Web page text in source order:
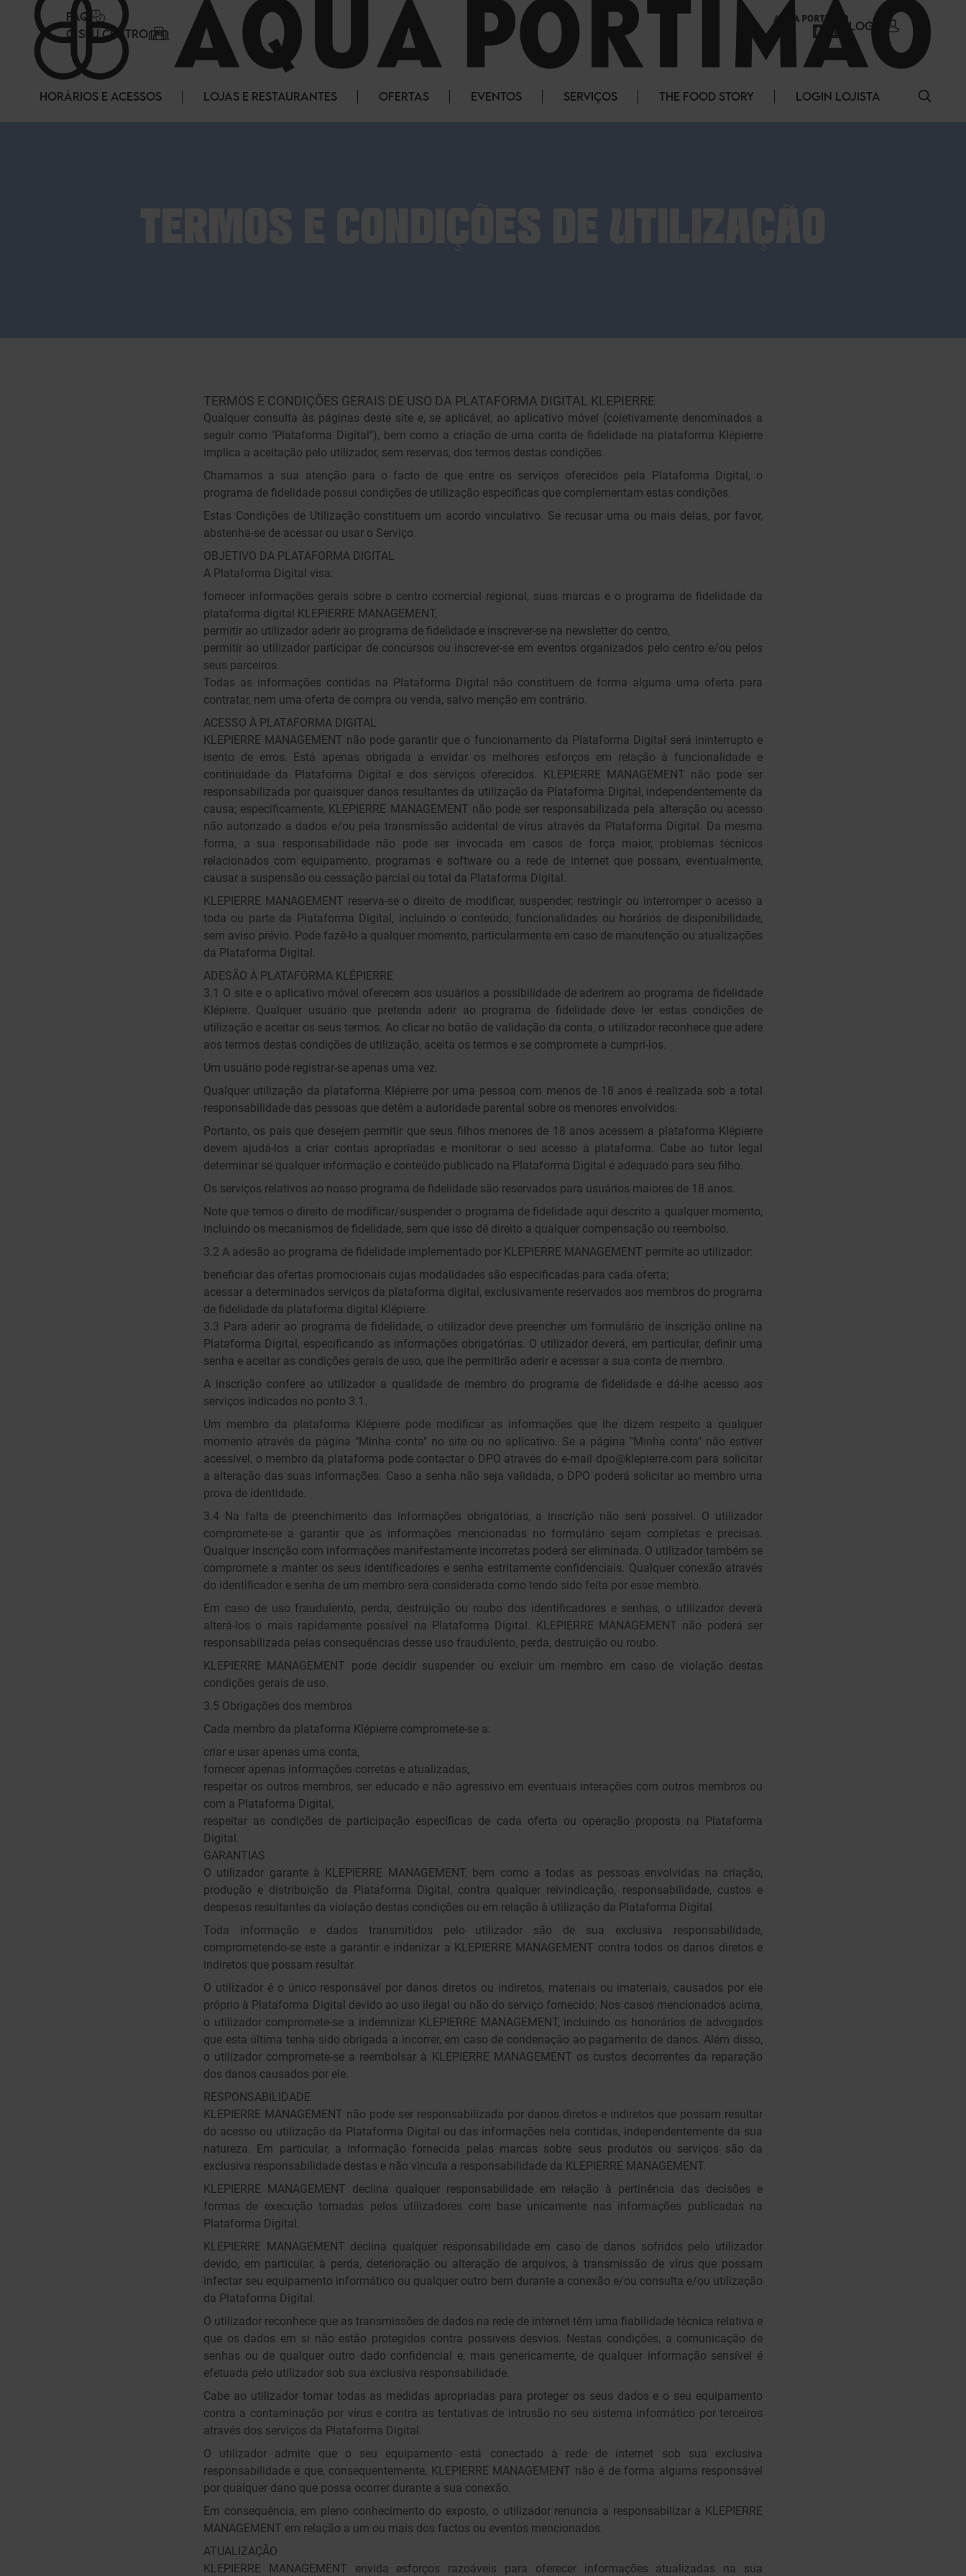
FAQ
O SEU CENTRO
LOGIN
HORÁRIOS E ACESSOS LOJAS E RESTAURANTES OFERTAS EVENTOS SERVIÇOS THE FOOD STORY LOGIN LOJISTA
TERMOS E CONDIÇÕES GERAIS DE USO DA PLATAFORMA DIGITAL KLEPIERRE
Qualquer consulta às páginas deste site e, se aplicável, ao aplicativo móvel (coletivamente denominados a
seguir como "Plataforma Digital"), bem como a criação de uma conta de fidelidade na plataforma Klépierre
implica a aceitação pelo utilizador, sem reservas, dos termos destas condições.
Chamamos a sua atenção para o facto de que entre os serviços oferecidos pela Plataforma Digital, o
programa de fidelidade possui condições de utilização específicas que complementam estas condições.
Estas Condições de Utilização constituem um acordo vinculativo. Se recusar uma ou mais delas, por favor,
abstenha-se de acessar ou usar o Serviço.
OBJETIVO DA PLATAFORMA DIGITAL
A Plataforma Digital visa:
fornecer informações gerais sobre o centro comercial regional, suas marcas e o programa de fidelidade da
plataforma digital KLEPIERRE MANAGEMENT,
permitir ao utilizador aderir ao programa de fidelidade e inscrever-se na newsletter do centro,
permitir ao utilizador participar de concursos ou inscrever-se em eventos organizados pelo centro e/ou pelos
seus parceiros.
Todas as informações contidas na Plataforma Digital não constituem de forma alguma uma oferta para
contratar, nem uma oferta de compra ou venda, salvo menção em contrário.
ACESSO À PLATAFORMA DIGITAL
KLEPIERRE MANAGEMENT não pode garantir que o funcionamento da Plataforma Digital será ininterrupto e
isento de erros. Está apenas obrigada a envidar os melhores esforços em relação à funcionalidade e
continuidade da Plataforma Digital e dos serviços oferecidos. KLEPIERRE MANAGEMENT não pode ser
responsabilizada por quaisquer danos resultantes da utilização da Plataforma Digital, independentemente da
causa; especificamente, KLEPIERRE MANAGEMENT não pode ser responsabilizada pela alteração ou acesso
não autorizado a dados e/ou pela transmissão acidental de vírus através da Plataforma Digital. Da mesma
forma, a sua responsabilidade não pode ser invocada em casos de força maior, problemas técnicos
relacionados com equipamento, programas e software ou a rede de internet que possam, eventualmente,
causar a suspensão ou cessação parcial ou total da Plataforma Digital.
KLEPIERRE MANAGEMENT reserva-se o direito de modificar, suspender, restringir ou interromper o acesso a
toda ou parte da Plataforma Digital, incluindo o conteúdo, funcionalidades ou horários de disponibilidade,
sem aviso prévio. Pode fazê-lo a qualquer momento, particularmente em caso de manutenção ou atualizações
da Plataforma Digital.
ADESÃO À PLATAFORMA KLÉPIERRE
3.1 O site e o aplicativo móvel oferecem aos usuários a possibilidade de aderirem ao programa de fidelidade
Klépierre. Qualquer usuário que pretenda aderir ao programa de fidelidade deve ler estas condições de
utilização e aceitar os seus termos. Ao clicar no botão de validação da conta, o utilizador reconhece que adere
aos termos destas condições de utilização, aceita os termos e se compromete a cumpri-los.
Um usuário pode registrar-se apenas uma vez.
Qualquer utilização da plataforma Klépierre por uma pessoa com menos de 18 anos é realizada sob a total
responsabilidade das pessoas que detêm a autoridade parental sobre os menores envolvidos.
Portanto, os pais que desejem permitir que seus filhos menores de 18 anos acessem a plataforma Klépierre
devem ajudá-los a criar contas apropriadas e monitorar o seu acesso à plataforma. Cabe ao tutor legal
determinar se qualquer informação e conteúdo publicado na Plataforma Digital é adequado para seu filho.
Os serviços relativos ao nosso programa de fidelidade são reservados para usuários maiores de 18 anos.
Note que temos o direito de modificar/suspender o programa de fidelidade aqui descrito a qualquer momento,
incluindo os mecanismos de fidelidade, sem que isso dê direito a qualquer compensação ou reembolso.
3.2 A adesão ao programa de fidelidade implementado por KLEPIERRE MANAGEMENT permite ao utilizador:
beneficiar das ofertas promocionais cujas modalidades são especificadas para cada oferta;
acessar a determinados serviços da plataforma digital, exclusivamente reservados aos membros do programa
de fidelidade da plataforma digital Klépierre.
3.3 Para aderir ao programa de fidelidade, o utilizador deve preencher um formulário de inscrição online na
Plataforma Digital, especificando as informações obrigatórias. O utilizador deverá, em particular, definir uma
senha e aceitar as condições gerais de uso, que lhe permitirão aderir e acessar a sua conta de membro.
A inscrição confere ao utilizador a qualidade de membro do programa de fidelidade e dá-lhe acesso aos
serviços indicados no ponto 3.1.
Um membro da plataforma Klépierre pode modificar as informações que lhe dizem respeito a qualquer
momento através da página "Minha conta" no site ou no aplicativo. Se a página "Minha conta" não estiver
acessível, o membro da plataforma pode contactar o DPO através do e-mail dpo@klepierre.com para solicitar
a alteração das suas informações. Caso a senha não seja validada, o DPO poderá solicitar ao membro uma
prova de identidade.
3.4 Na falta de preenchimento das informações obrigatórias, a inscrição não será possível. O utilizador
compromete-se a garantir que as informações mencionadas no formulário sejam completas e precisas.
Qualquer inscrição com informações manifestamente incorretas poderá ser eliminada. O utilizador também se
compromete a manter os seus identificadores e senha estritamente confidenciais. Qualquer conexão através
do identificador e senha de um membro será considerada como tendo sido feita por esse membro.
Em caso de uso fraudulento, perda, destruição ou roubo dos identificadores e senhas, o utilizador deverá
alterá-los o mais rapidamente possível na Plataforma Digital. KLEPIERRE MANAGEMENT não poderá ser
responsabilizada pelas consequências desse uso fraudulento, perda, destruição ou roubo.
KLEPIERRE MANAGEMENT pode decidir suspender ou excluir um membro em caso de violação destas
condições gerais de uso.
3.5 Obrigações dos membros
Cada membro da plataforma Klépierre compromete-se a:
criar e usar apenas uma conta,
fornecer apenas informações corretas e atualizadas,
respeitar os outros membros, ser educado e não agressivo em eventuais interações com outros membros ou
com a Plataforma Digital,
respeitar as condições de participação específicas de cada oferta ou operação proposta na Plataforma
Digital.
GARANTIAS
O utilizador garante à KLEPIERRE MANAGEMENT, bem como a todas as pessoas envolvidas na criação,
produção e distribuição da Plataforma Digital, contra qualquer reivindicação, responsabilidade, custos e
despesas resultantes da violação destas condições ou em relação à utilização da Plataforma Digital.
Toda informação e dados transmitidos pelo utilizador são de sua exclusiva responsabilidade,
comprometendo-se este a garantir e indenizar a KLEPIERRE MANAGEMENT contra todos os danos diretos e
indiretos que possam resultar.
O utilizador é o único responsável por danos diretos ou indiretos, materiais ou imateriais, causados por ele
próprio à Plataforma Digital devido ao uso ilegal ou não do serviço fornecido. Nos casos mencionados acima,
o utilizador compromete-se a indemnizar KLEPIERRE MANAGEMENT, incluindo os honorários de advogados
que esta última tenha sido obrigada a incorrer, em caso de condenação ao pagamento de danos. Além disso,
o utilizador compromete-se a reembolsar à KLEPIERRE MANAGEMENT os custos decorrentes da reparação
dos danos causados por ele.
RESPONSABILIDADE
KLEPIERRE MANAGEMENT não pode ser responsabilizada por danos diretos e indiretos que possam resultar
do acesso ou utilização da Plataforma Digital ou das informações nela contidas, independentemente da sua
natureza. Em particular, a informação fornecida pelas marcas sobre seus produtos ou serviços são da
exclusiva responsabilidade destas e não vincula a responsabilidade da KLEPIERRE MANAGEMENT.
KLEPIERRE MANAGEMENT declina qualquer responsabilidade em relação à pertinência das decisões e
formas de execução tomadas pelos utilizadores com base unicamente nas informações publicadas na
Plataforma Digital.
KLEPIERRE MANAGEMENT declina qualquer responsabilidade em caso de danos sofridos pelo utilizador
devido, em particular, à perda, deterioração ou alteração de arquivos, à transmissão de vírus que possam
infectar seu equipamento informático ou qualquer outro bem durante a conexão e/ou consulta e/ou utilização
da Plataforma Digital.
O utilizador reconhece que as transmissões de dados na rede de internet têm uma fiabilidade técnica relativa e
que os dados em si não estão protegidos contra possíveis desvios. Nestas condições, a comunicação de
senhas ou de qualquer outro dado confidencial e, mais genericamente, de qualquer informação sensível é
efetuada pelo utilizador sob sua exclusiva responsabilidade.
Cabe ao utilizador tomar todas as medidas apropriadas para proteger os seus dados e o seu equipamento
contra a contaminação por vírus e contra as tentativas de intrusão no seu sistema informático por terceiros
através dos serviços da Plataforma Digital.
O utilizador admite que o seu equipamento está conectado à rede de internet sob sua exclusiva
responsabilidade e que, consequentemente, KLEPIERRE MANAGEMENT não é de forma alguma responsável
por qualquer dano que possa ocorrer durante a sua conexão.
Em consequência, em pleno conhecimento do exposto, o utilizador renuncia a responsabilizar a KLEPIERRE
MANAGEMENT em relação a um ou mais dos factos ou eventos mencionados.
ATUALIZAÇÃO
KLEPIERRE MANAGEMENT envida esforços razoáveis para oferecer informações atualizadas na sua
Painel de Gerenciamento de Cookies